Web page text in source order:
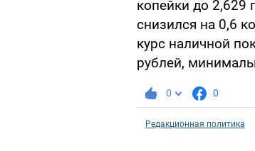
копейки до 2,629
снизился на 0,6
курс наличной
рублей,
0 0
Редакционная политика